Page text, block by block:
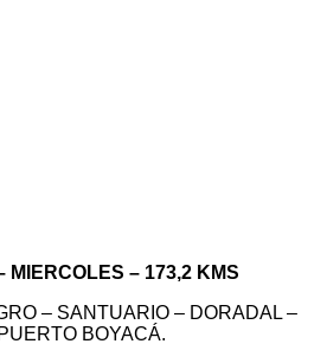
MIERCOLES – 173,2 KMS
– SANTUARIO – DORADAL –
BOYACÁ.